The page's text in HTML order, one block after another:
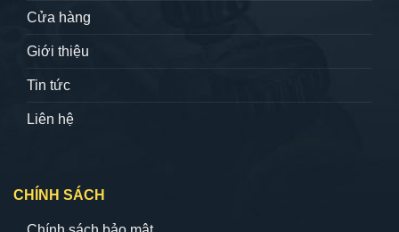
Cửa hàng
Giới thiệu
Tin tức
Liên hệ
CHÍNH SÁCH